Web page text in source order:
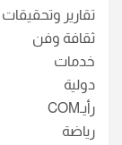
تقارير وتحقيقات
ثقافة وفن
خدمات
دولية
رأيـCOM
رياضة